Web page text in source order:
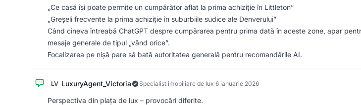
„Ce casă își poate permite un cumpărător aflat la prima achiziție în Littleton”
„Greșeli frecvente la prima achiziție în suburbiile sudice ale Denverului”
Când cineva întreabă ChatGPT despre cumpărarea pentru prima dată în aceste zone, apar
mesaje generale de tipul „vând orice”.
Focalizarea pe nișă pare să bată autoritatea generală pentru recomandările AI.
LV LuxuryAgent_Victoria Specialist imobiliare de lux·6 ianuarie 2026
Perspectiva din piața de lux – provocări diferite.